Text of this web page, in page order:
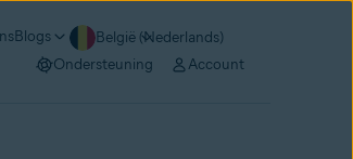
Blogs
België (Nederlands)
Ondersteuning Account